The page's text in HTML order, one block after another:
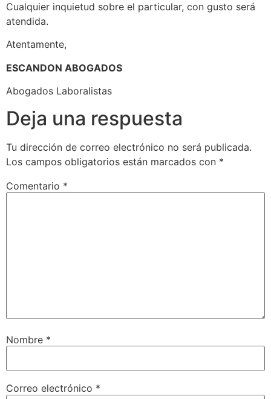
Cualquier inquietud sobre el particular, con gusto será
atendida.
Atentamente,
ESCANDON ABOGADOS
Abogados Laboralistas
Deja una respuesta
Tu dirección de correo electrónico no será publicada.
Los campos obligatorios están marcados con *
Comentario *
Nombre *
Correo electrónico *